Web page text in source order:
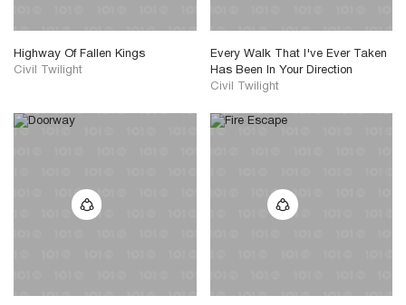
Highway Of Fallen Kings
Civil Twilight
Every Walk That I've Ever Taken
Has Been In Your Direction
Civil Twilight